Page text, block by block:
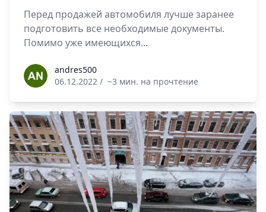
Перед продажей автомобиля лучше заранее
подготовить все необходимые документы.
Помимо уже имеющихся...
andres500andres500
06.12.2022 / ~3 мин. на прочтение